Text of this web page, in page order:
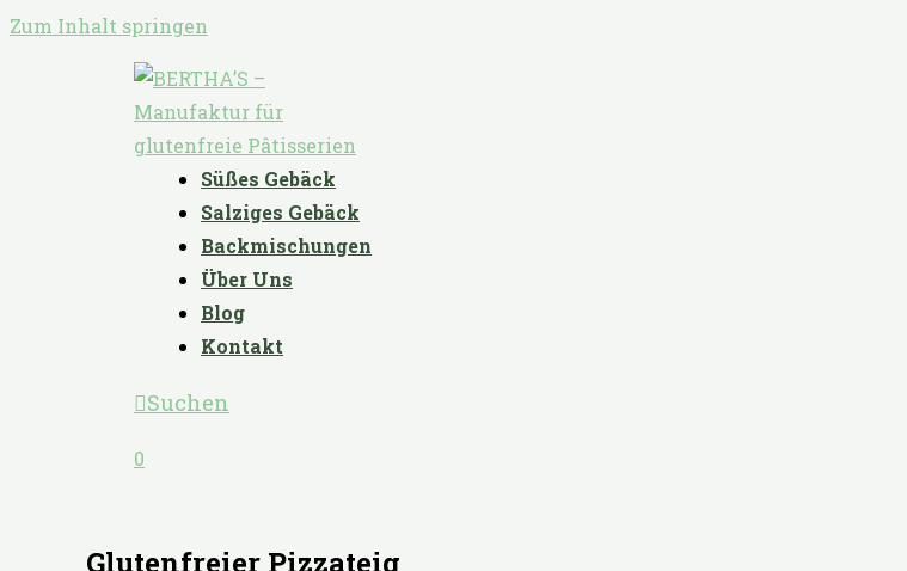
Zum Inhalt springen
Süßes Gebäck
Salziges Gebäck
Backmischungen
Über Uns
Blog
Kontakt
Suchen
0
Glutenfreier Pizzateig